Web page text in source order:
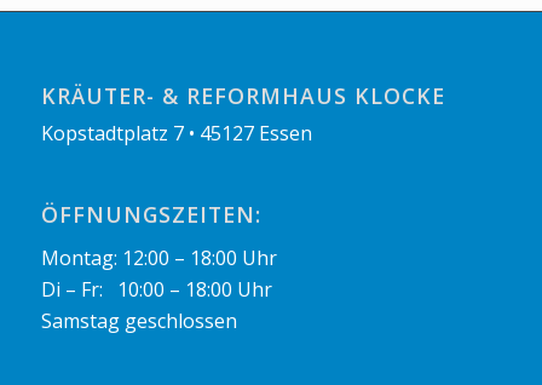
KRÄUTER- & REFORMHAUS KLOCKE
Kopstadtplatz 7 • 45127 Essen
ÖFFNUNGSZEITEN:
Montag: 12:00 – 18:00 Uhr
Di – Fr: 10:00 – 18:00 Uhr
Samstag geschlossen